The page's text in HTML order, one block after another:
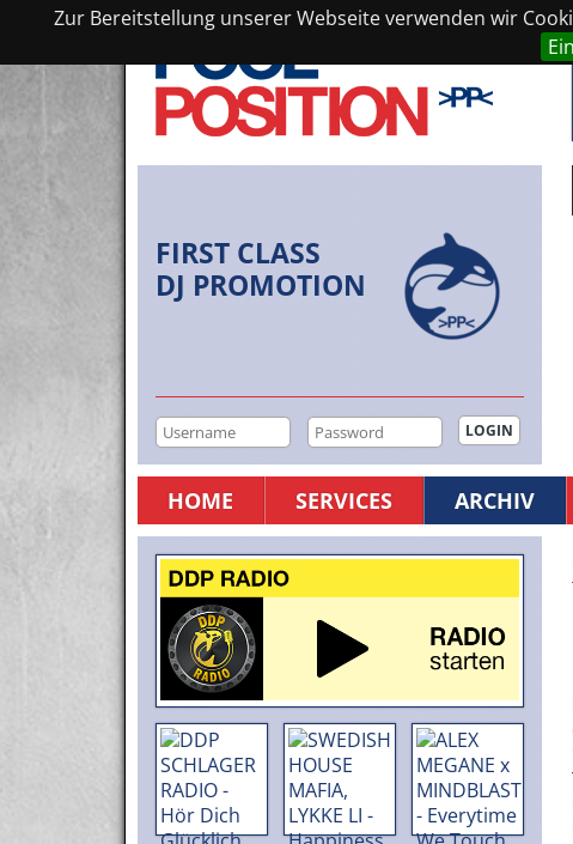
Zur Bereitstellung unserer Webseite verwenden wir
FIRST CLASS
DJ PROMOTION
HOME SERVICES ARCHIV